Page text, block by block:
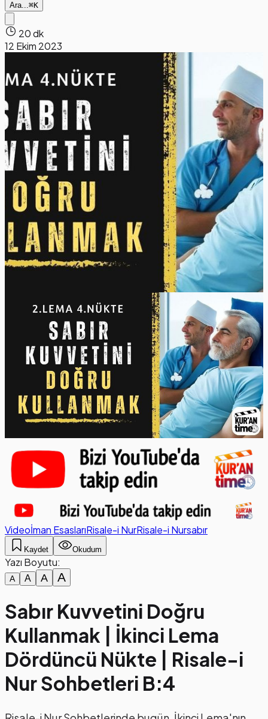
Ara...⌘K
20 dk
12 Ekim 2023
Videoİman EsaslarıRisale-i NurRisale-i Nursabır
Kaydet Okudum
Yazı Boyutu:
A A A A
Sabır Kuvvetini Doğru
Kullanmak | İkinci Lema
Dördüncü Nükte | Risale-i
Nur Sohbetleri B:4